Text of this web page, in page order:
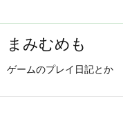
まみむめも
ゲームのプレイ日記とか